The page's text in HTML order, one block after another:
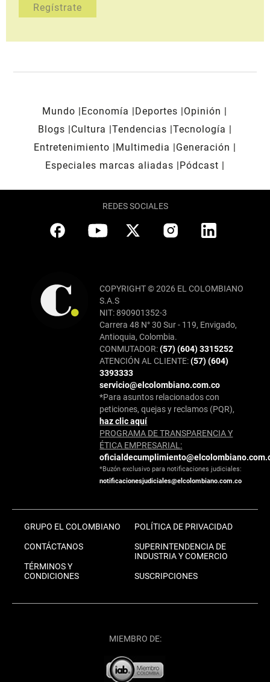
Mundo Economía Deportes
Opinión
Blogs
Cultura Tendencias Tecnología
Entretenimiento
Multimedia
Generación
Especiales marcas aliadas
Pódcast
REDES SOCIALES
COPYRIGHT © 2026 EL COLOMBIANO
S.A.S
NIT: 890901352-3
Carrera 48 N° 30 Sur - 119, Envigado,
Antioquia, Colombia.
CONMUTADOR:(57) (604) 3315252
ATENCIÓN AL CLIENTE:(57) (604)
3393333
servicio@elcolombiano.com.co
*Para asuntos relacionados con
peticiones, quejas y reclamos (PQR),
haz clic aquí
PROGRAMA DE TRANSPARENCIA Y
ÉTICA EMPRESARIAL:
*Buzón exclusivo para notificaciones judiciales:
notificacionesjudiciales@elcolombiano.com.co
GRUPO EL COLOMBIANO
CONTÁCTANOS
TÉRMINOS Y
CONDICIONES
POLÍTICA DE PRIVACIDAD
SUPERINTENDENCIA DE
INDUSTRIA Y COMERCIO
SUSCRIPCIONES
MIEMBRO DE: